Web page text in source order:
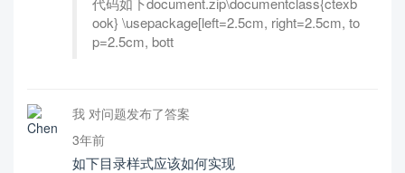
ook} \usepackage[left=2.5cm, right=2.5cm, to
p=2.5cm, bott
我 对问题发布了答案
3年前
如下目录样式应该如何实现